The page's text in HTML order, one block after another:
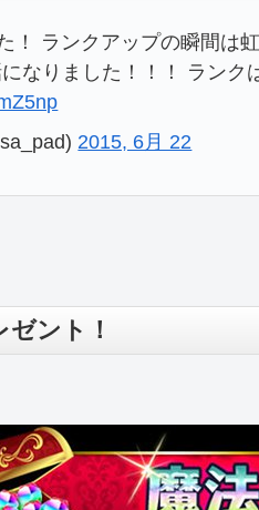
！ ランクアップの瞬間は
なりました！！！ ランク
2015, 6月 22
ゼント！